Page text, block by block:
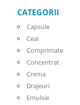
CATEGORII
Capsule
Ceai
Comprimate
Concentrat
Crema
Drajeuri
Emulsie